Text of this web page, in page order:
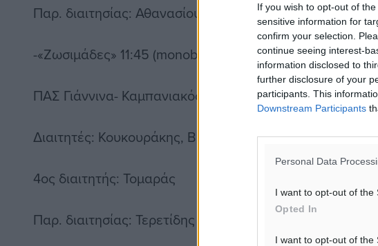
If you wish to opt-out of
sensitive information for
confirm your selection.
continue seeing interest-
information disclosed to
further disclosure of your
participants. This
Downstream Participants
Personal Data
I want to opt-out of the
Opted In
I want to opt-out of the
Παρ. διαιτησίας: Αθανασίου
-«Ζωσιμάδες» 11:45 (monobala.gr)
ΠΑΣ Γιάννινα- Καμπανιακός
Διαιτητές: Κουκουράκης, Βογιατζής, Τάκος
4ος διαιτητής: Τομαράς
Παρ. διαιτησίας: Τερετίδης